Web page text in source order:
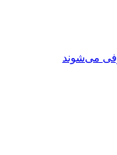
می‌شوند